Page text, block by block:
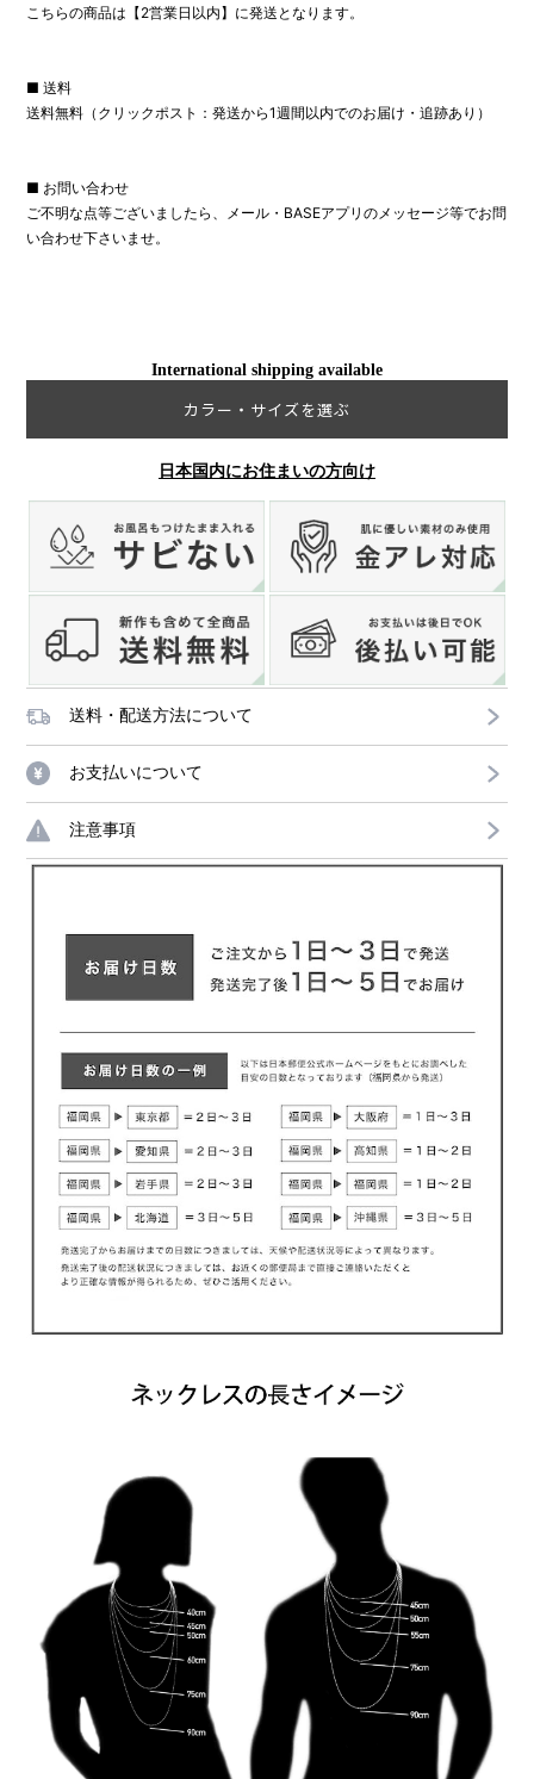
こちらの商品は【2営業日以内】に発送となります。
■ 送料
送料無料（クリックポスト：発送から1週間以内でのお届け・追跡あり）
■ お問い合わせ
ご不明な点等ございましたら、メール・BASEアプリのメッセージ等でお問
い合わせ下さいませ。
International shipping available
カラー・サイズを選ぶ
日本国内にお住まいの方向け
送料・配送方法について
お支払いについて
注意事項